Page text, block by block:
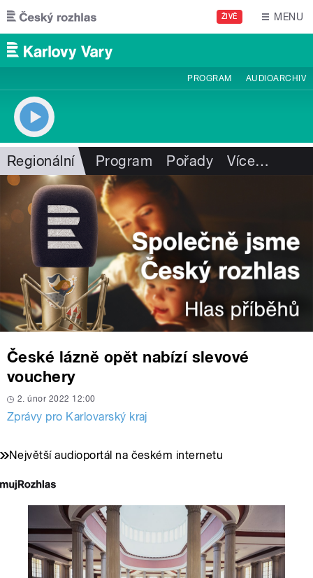
Přejít k hlavnímu obsahu
ŽIVĚ MENU
PROGRAM AUDIOARCHIV
Regionální Program Pořady Více…
České lázně opět nabízí slevové
vouchery
2. únor 2022 12:00
Zprávy pro Karlovarský kraj
Největší audioportál na českém internetu